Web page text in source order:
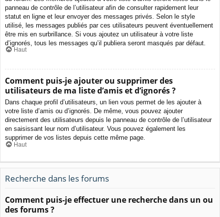
panneau de contrôle de l’utilisateur afin de consulter rapidement leur
statut en ligne et leur envoyer des messages privés. Selon le style
utilisé, les messages publiés par ces utilisateurs peuvent éventuellement
être mis en surbrillance. Si vous ajoutez un utilisateur à votre liste
d’ignorés, tous les messages qu’il publiera seront masqués par défaut.
Haut
Comment puis-je ajouter ou supprimer des
utilisateurs de ma liste d’amis et d’ignorés ?
Dans chaque profil d’utilisateurs, un lien vous permet de les ajouter à
votre liste d’amis ou d’ignorés. De même, vous pouvez ajouter
directement des utilisateurs depuis le panneau de contrôle de l’utilisateur
en saisissant leur nom d’utilisateur. Vous pouvez également les
supprimer de vos listes depuis cette même page.
Haut
Recherche dans les forums
Comment puis-je effectuer une recherche dans un ou
des forums ?